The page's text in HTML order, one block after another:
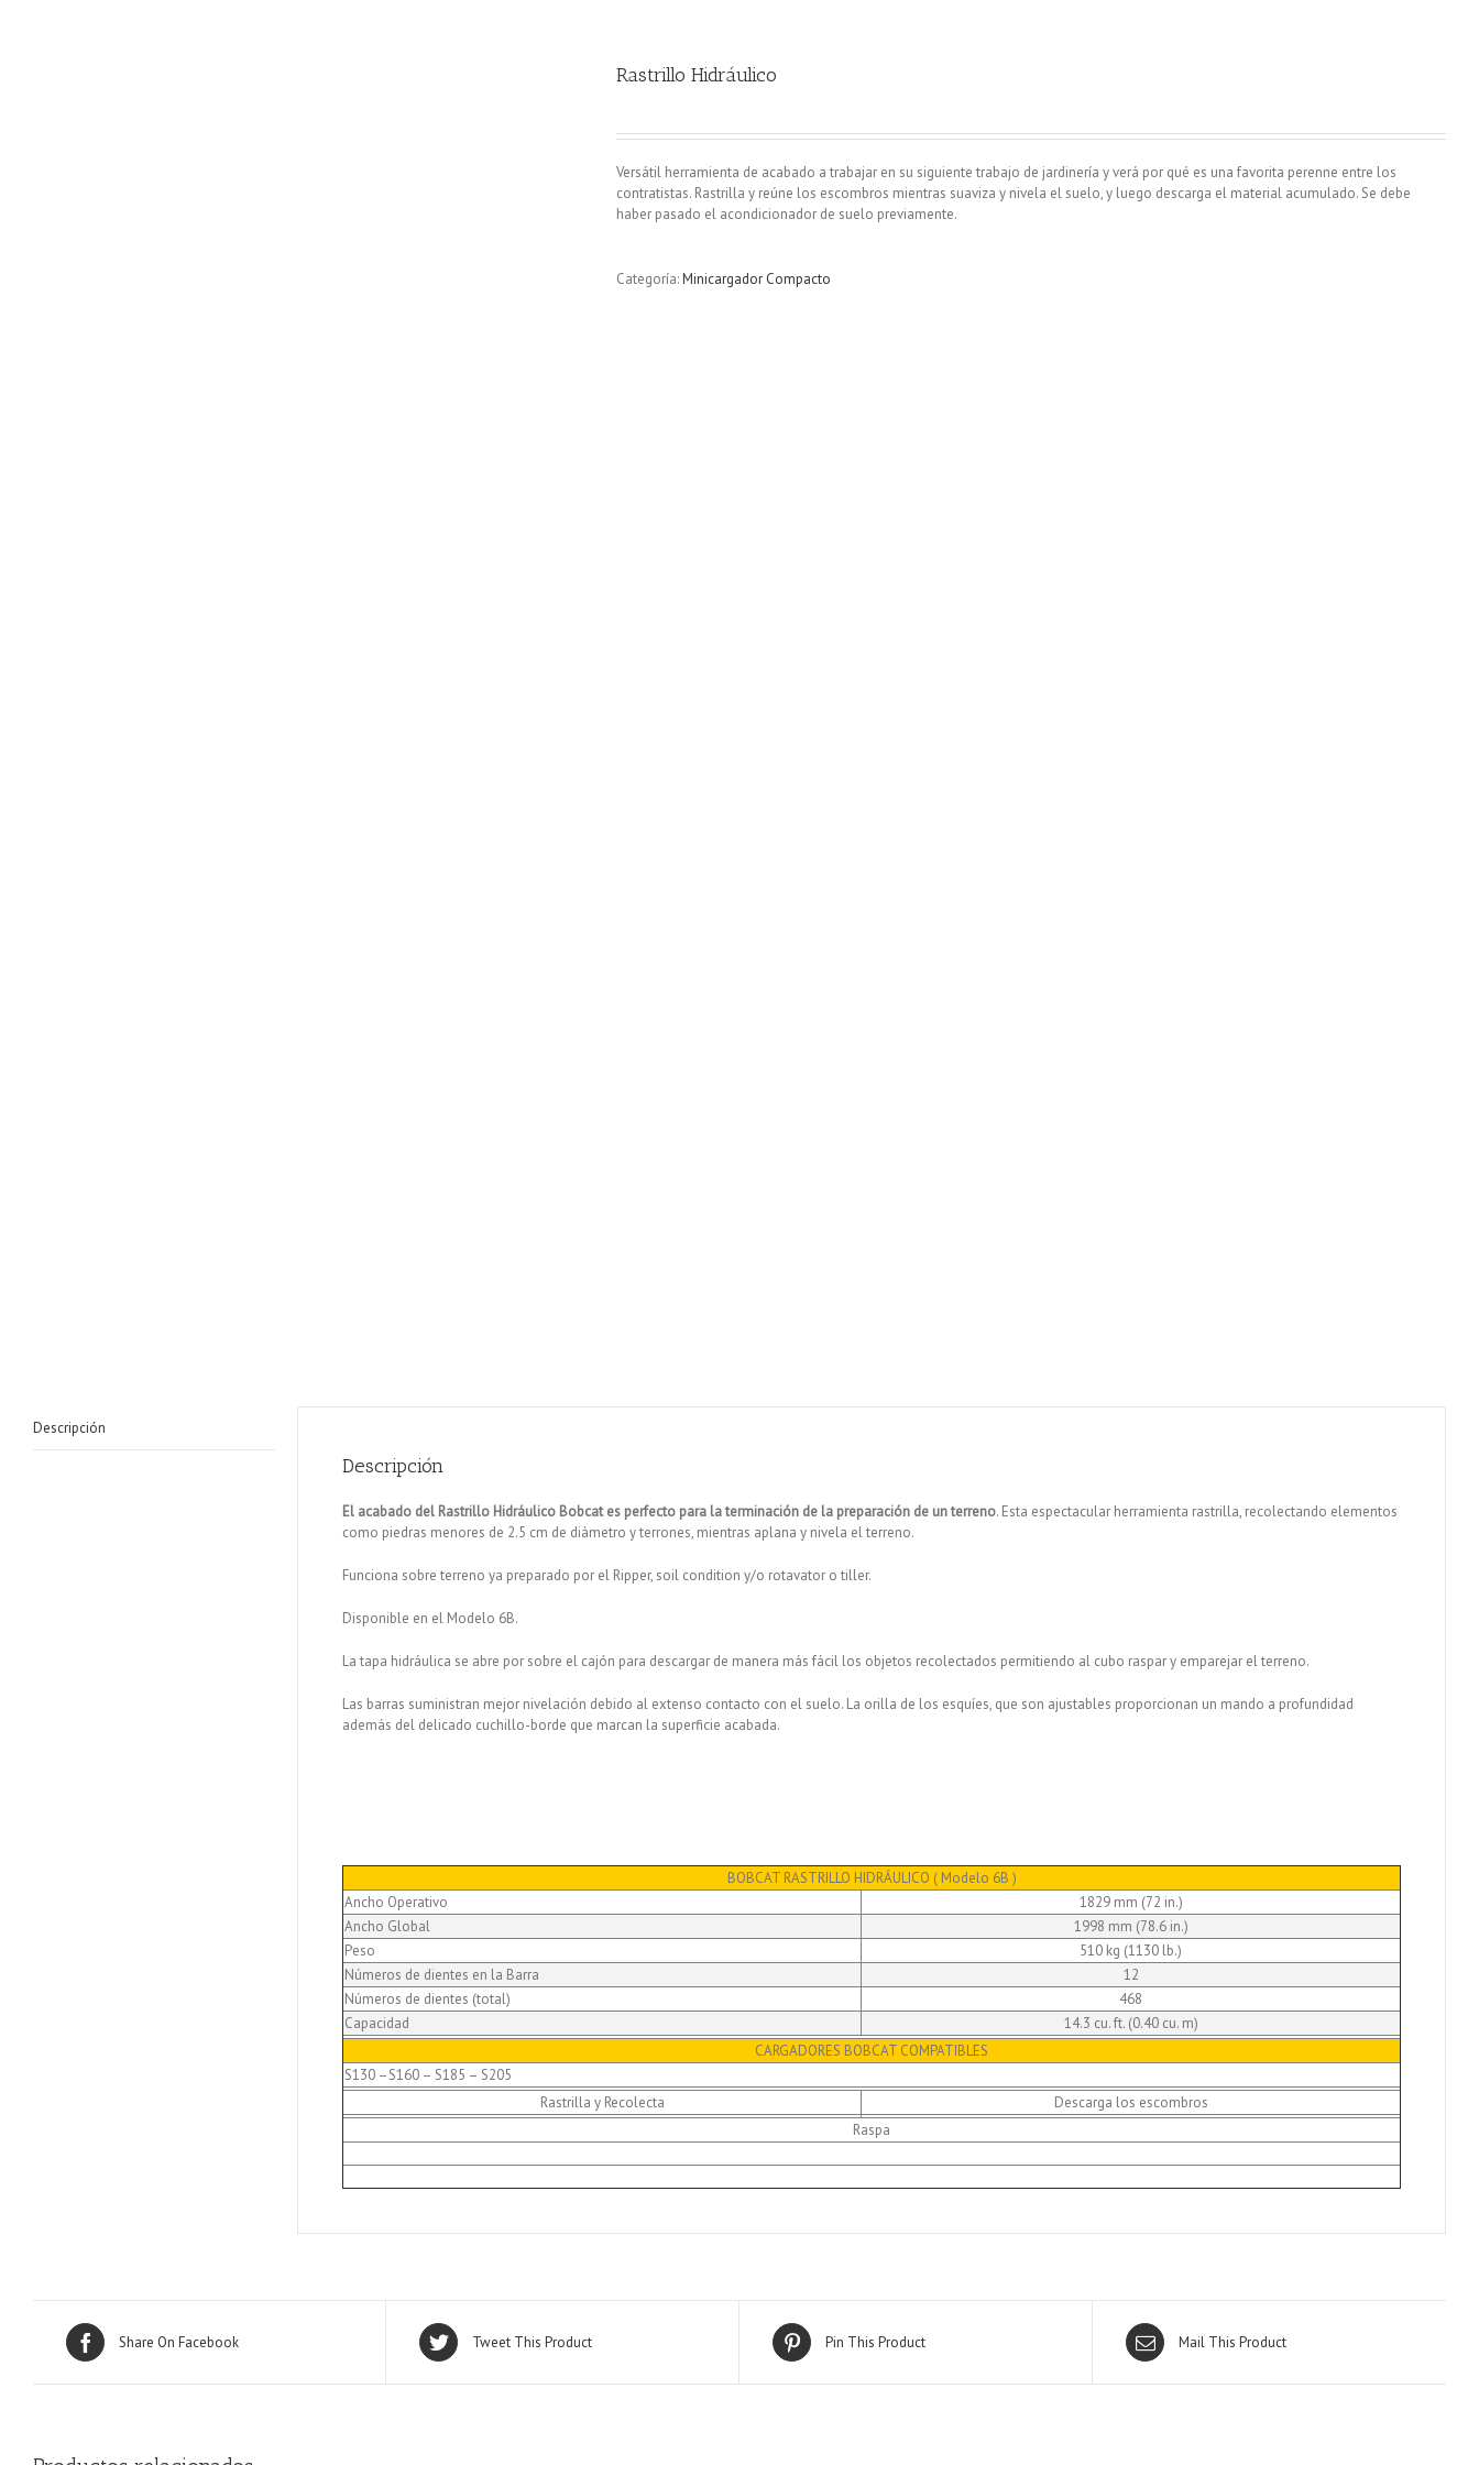
Rastrillo Hidráulico
Versátil herramienta de acabado a trabajar en su siguiente trabajo de jardinería y verá por qué es una favorita perenne entre los
contratistas. Rastrilla y reúne los escombros mientras suaviza y nivela el suelo, y luego descarga el material acumulado. Se debe
haber pasado el acondicionador de suelo previamente.
Categoría:Minicargador Compacto
Descripción
Descripción
El acabado del Rastrillo Hidráulico Bobcat es perfecto para la terminación de la preparación de un terreno. Esta espectacular herramienta rastrilla, recolectando elementos
como piedras menores de 2.5 cm de diámetro y terrones, mientras aplana y nivela el terreno.
Funciona sobre terreno ya preparado por el Ripper, soil condition y/o rotavator o tiller.
Disponible en el Modelo 6B.
La tapa hidráulica se abre por sobre el cajón para descargar de manera más fácil los objetos recolectados permitiendo al cubo raspar y emparejar el terreno.
Las barras suministran mejor nivelación debido al extenso contacto con el suelo. La orilla de los esquíes, que son ajustables proporcionan un mando a profundidad
además del delicado cuchillo-borde que marcan la superficie acabada.
BOBCAT RASTRILLO HIDRÁULICO ( Modelo 6B )
Ancho Operativo
1829 mm (72 in.)
Ancho Global
1998 mm (78.6 in.)
Peso
510 kg (1130 lb.)
Números de dientes en la Barra
12
Números de dientes (total)
468
Capacidad
14.3 cu. ft. (0.40 cu. m)
CARGADORES BOBCAT COMPATIBLES
S130 –S160 – S185 – S205
Rastrilla y Recolecta
Descarga los escombros
Raspa
Share On Facebook Tweet This Product Pin This Product Mail This Product